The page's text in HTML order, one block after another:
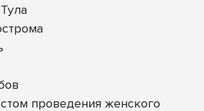
проведения женского